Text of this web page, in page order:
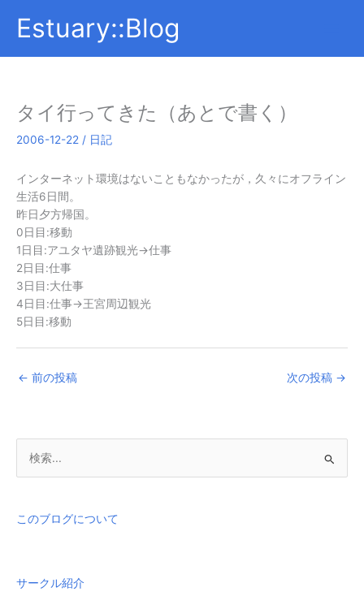
Estuary::Blog
タイ行ってきた（あとで書く）
2006-12-22 / 日記
インターネット環境はないこともなかったが，久々にオフライン
生活6日間。
昨日夕方帰国。
0日目:移動
1日目:アユタヤ遺跡観光→仕事
2日目:仕事
3日目:大仕事
4日目:仕事→王宮周辺観光
5日目:移動
← 前の投稿 次の投稿 →
象
このブログについて
サークル紹介